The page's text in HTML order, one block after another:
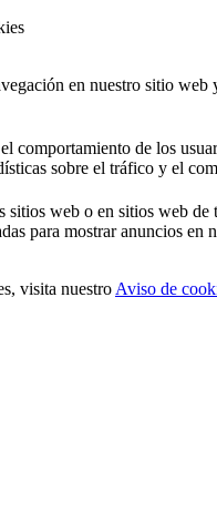
en nuestro sitio
comportamiento de los
sobre el tráfico y el
web o en sitios web
para mostrar anuncios en
visita nuestro Aviso de